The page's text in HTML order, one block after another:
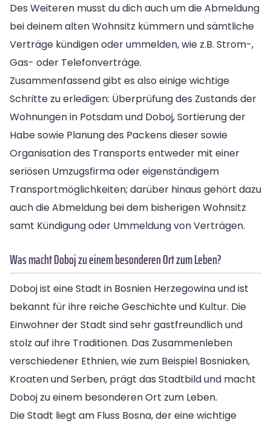
Des Weiteren musst du dich auch um die Abmeldung
bei deinem alten Wohnsitz kümmern und sämtliche
Verträge kündigen oder ummelden, wie z.B. Strom-,
Gas- oder Telefonverträge.
Zusammenfassend gibt es also einige wichtige
Schritte zu erledigen: Überprüfung des Zustands der
Wohnungen in Potsdam und Doboj, Sortierung der
Habe sowie Planung des Packens dieser sowie
Organisation des Transports entweder mit einer
seriösen Umzugsfirma oder eigenständigem
Transportmöglichkeiten; darüber hinaus gehört dazu
auch die Abmeldung bei dem bisherigen Wohnsitz
samt Kündigung oder Ummeldung von Verträgen.
Was macht Doboj zu einem besonderen Ort zum Leben?
Doboj ist eine Stadt in Bosnien Herzegowina und ist
bekannt für ihre reiche Geschichte und Kultur. Die
Einwohner der Stadt sind sehr gastfreundlich und
stolz auf ihre Traditionen. Das Zusammenleben
verschiedener Ethnien, wie zum Beispiel Bosniaken,
Kroaten und Serben, prägt das Stadtbild und macht
Doboj zu einem besonderen Ort zum Leben.
Die Stadt liegt am Fluss Bosna, der eine wichtige